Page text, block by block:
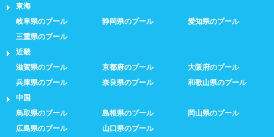
東海
岐阜県のプール
静岡県のプール
愛知県のプール
三重県のプール
近畿
滋賀県のプール
京都府のプール
大阪府のプール
兵庫県のプール
奈良県のプール
和歌山県のプール
中国
鳥取県のプール
島根県のプール
岡山県のプール
広島県のプール
山口県のプール